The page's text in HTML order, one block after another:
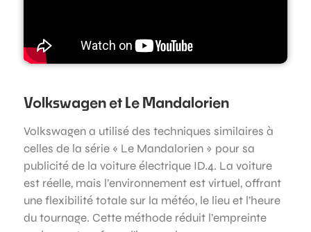
Volkswagen et Le Mandalorien
Volkswagen a utilisé des techniques similaires à
celles de la série « Le Mandalorien » pour sa
publicité de la voiture électrique ID.4. La voiture
est réelle, mais l’environnement est virtuel, offrant
une flexibilité totale sur la météo, le lieu et l’heure
du tournage. Cette méthode réduit l’empreinte